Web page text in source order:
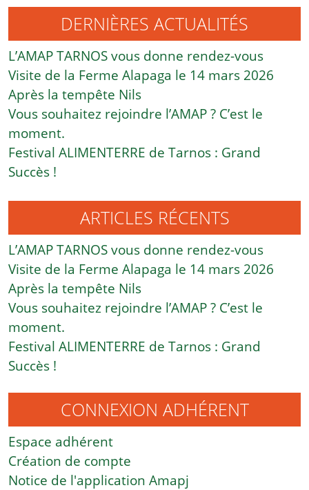
DERNIÈRES ACTUALITÉS
L’AMAP TARNOS vous donne rendez-vous
Visite de la Ferme Alapaga le 14 mars 2026
Après la tempête Nils
Vous souhaitez rejoindre l’AMAP ? C’est le
moment.
Festival ALIMENTERRE de Tarnos : Grand
Succès !
ARTICLES RÉCENTS
L’AMAP TARNOS vous donne rendez-vous
Visite de la Ferme Alapaga le 14 mars 2026
Après la tempête Nils
Vous souhaitez rejoindre l’AMAP ? C’est le
moment.
Festival ALIMENTERRE de Tarnos : Grand
Succès !
CONNEXION ADHÉRENT
Espace adhérent
Création de compte
Notice de l'application Amapj